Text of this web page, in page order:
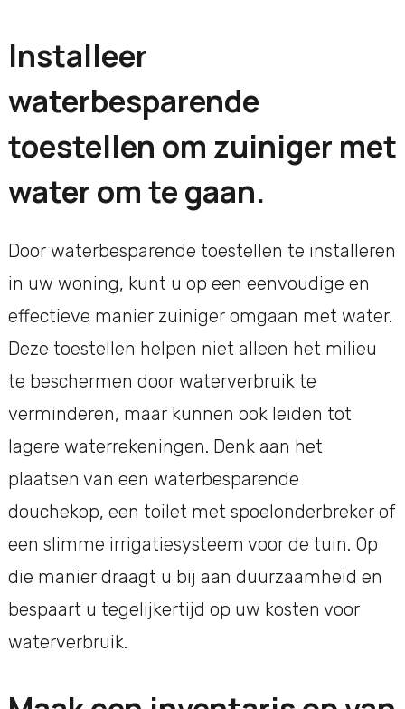
Installeer
waterbesparende
toestellen om zuiniger met
water om te gaan.
Door waterbesparende toestellen te installeren
in uw woning, kunt u op een eenvoudige en
effectieve manier zuiniger omgaan met water.
Deze toestellen helpen niet alleen het milieu
te beschermen door waterverbruik te
verminderen, maar kunnen ook leiden tot
lagere waterrekeningen. Denk aan het
plaatsen van een waterbesparende
douchekop, een toilet met spoelonderbreker of
een slimme irrigatiesysteem voor de tuin. Op
die manier draagt u bij aan duurzaamheid en
bespaart u tegelijkertijd op uw kosten voor
waterverbruik.